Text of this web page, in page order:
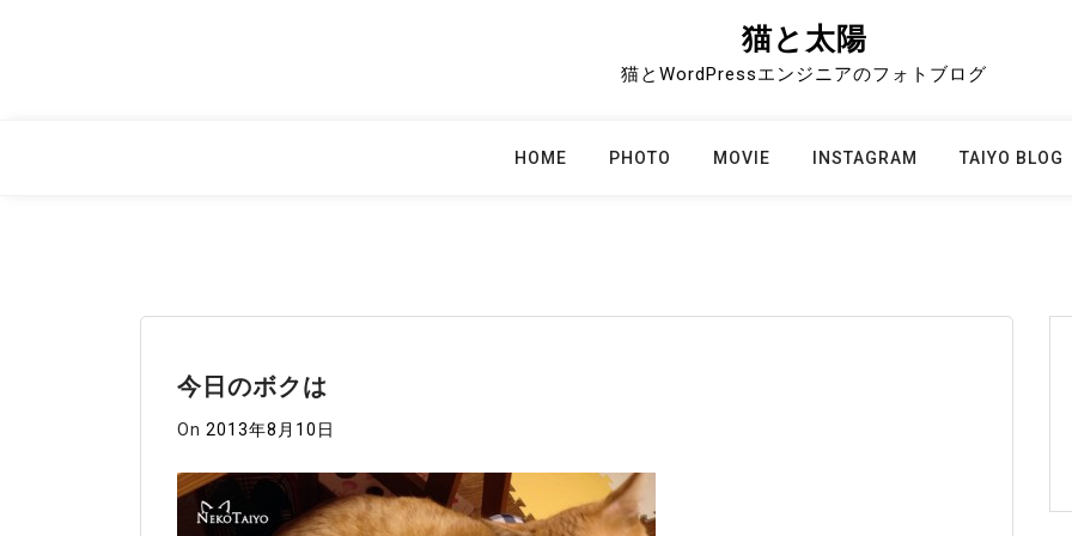
猫と太陽
猫とWordPressエンジニアのフォトブログ
HOME PHOTO MOVIE INSTAGRAM TAIYO BLOG
今日のボクは
On 2013年8月10日